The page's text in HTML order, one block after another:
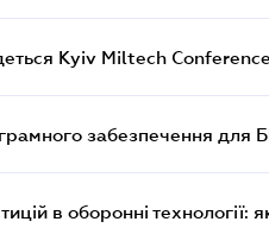
Kyiv Miltech
забезпечення для
в оборонні